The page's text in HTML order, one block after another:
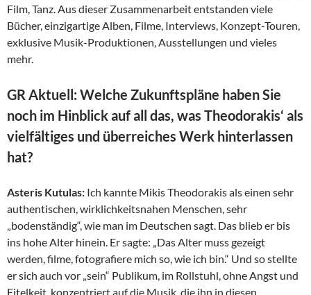
Film, Tanz. Aus dieser Zusammenarbeit entstanden viele
Bücher, einzigartige Alben, Filme, Interviews, Konzept-Touren,
exklusive Musik-Produktionen, Ausstellungen und vieles
mehr.
GR Aktuell: Welche Zukunftspläne haben Sie
noch im Hinblick auf all das, was Theodorakis‘ als
vielfältiges und überreiches Werk hinterlassen
hat?
Asteris Kutulas: Ich kannte Mikis Theodorakis als einen sehr
authentischen, wirklichkeitsnahen Menschen, sehr
„bodenständig“, wie man im Deutschen sagt. Das blieb er bis
ins hohe Alter hinein. Er sagte: „Das Alter muss gezeigt
werden, filme, fotografiere mich so, wie ich bin.“ Und so stellte
er sich auch vor „sein“ Publikum, im Rollstuhl, ohne Angst und
Eitelkeit, konzentriert auf die Musik, die ihn in diesen